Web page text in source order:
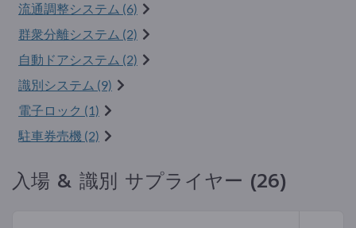
流通調整システム (6)
群衆分離システム (2)
自動ドアシステム (2)
識別システム (9)
電子ロック (1)
駐車券売機 (2)
入場 & 識別 サプライヤー (26)